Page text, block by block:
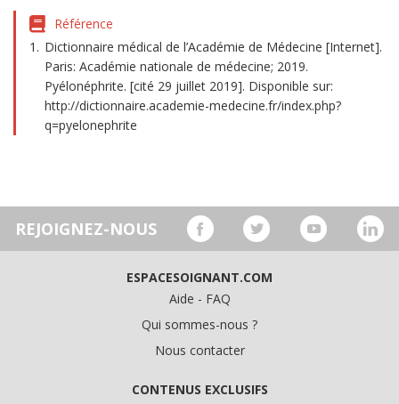
Référence
Dictionnaire médical de l’Académie de Médecine [Internet].
Paris: Académie nationale de médecine; 2019.
Pyélonéphrite. [cité 29 juillet 2019]. Disponible sur:
http://dictionnaire.academie-medecine.fr/index.php?
q=pyelonephrite
REJOIGNEZ-NOUS
ESPACESOIGNANT.COM
Aide - FAQ
Qui sommes-nous ?
Nous contacter
CONTENUS EXCLUSIFS